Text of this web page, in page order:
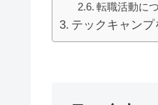
転職活動に
テックキャン